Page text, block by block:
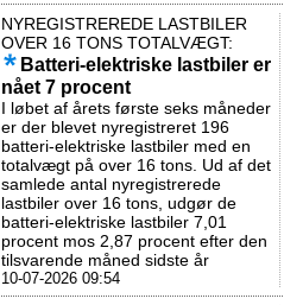
NYREGISTREREDE LASTBILER
OVER 16 TONS TOTALVÆGT:
Batteri-elektriske lastbiler er
nået 7 procent
I løbet af årets første seks måneder
er der blevet nyregistreret 196
batteri-elektriske lastbiler med en
totalvægt på over 16 tons. Ud af det
samlede antal nyregistrerede
lastbiler over 16 tons, udgør de
batteri-elektriske lastbiler 7,01
procent mos 2,87 procent efter den
tilsvarende måned sidste år
10-07-2026 09:54